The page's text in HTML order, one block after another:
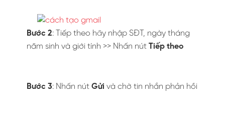
Bước 2: Tiếp theo hãy nhập SĐT, ngày tháng
năm sinh và giới tính >> Nhấn nút Tiếp theo
Bước 3: Nhấn nút Gửi và chờ tin nhắn phản hồi